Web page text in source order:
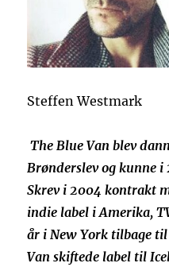
Steffen Westmark
The Blue Van blev
Brønderslev og kunne
Skrev i 2004 kontrakt
indie label i Amerika,
år i New York tilbage
Van skiftede label til